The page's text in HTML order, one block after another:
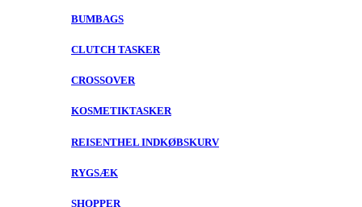
BUMBAGS
CLUTCH TASKER
CROSSOVER
KOSMETIKTASKER
REISENTHEL INDKØBSKURV
RYGSÆK
SHOPPER